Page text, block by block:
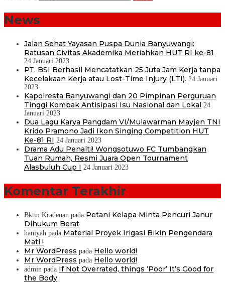
News
Jalan Sehat Yayasan Puspa Dunia Banyuwangi:
Ratusan Civitas Akademika Meriahkan HUT RI ke-81
24 Januari 2023
PT. BSI Berhasil Mencatatkan 25 Juta Jam Kerja tanpa
Kecelakaan Kerja atau Lost-Time Injury (LTI). 24 Januari
2023
Kapolresta Banyuwangi dan 20 Pimpinan Perguruan
Tinggi Kompak Antisipasi Isu Nasional dan Lokal 24
Januari 2023
Dua Lagu Karya Pangdam VI/Mulawarman Mayjen TNI
Krido Pramono Jadi Ikon Singing Competition HUT
Ke-81 RI 24 Januari 2023
Drama Adu Penalti! Wongsotuwo FC Tumbangkan
Tuan Rumah, Resmi Juara Open Tournament
Alasbuluh Cup I 24 Januari 2023
Komentar Terakhir
Bktm Kradenan pada Petani Kelapa Minta Pencuri Janur
Dihukum Berat
haniyah pada Material Proyek Irigasi Bikin Pengendara
Mati !
Mr WordPress pada Hello world!
Mr WordPress pada Hello world!
admin pada If Not Overrated, things ‘Poor’ It’s Good for
the Body